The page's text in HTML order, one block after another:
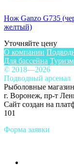
Нож Ganzo G735
желтый)
Уточняйте цену
О компании
Для бассейна Туризм
© 2018—2026
Подводный арсенал
Рыболовные
г. Воронеж, пр-т
Сайт создан на
101
Форма заявки